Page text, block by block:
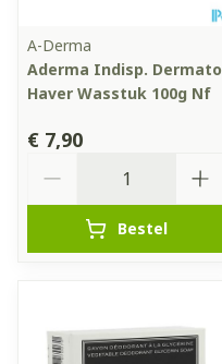
A-Derma
Aderma Indisp. Dermato
Haver Wasstuk 100g Nf
€ 7,90
Bestel